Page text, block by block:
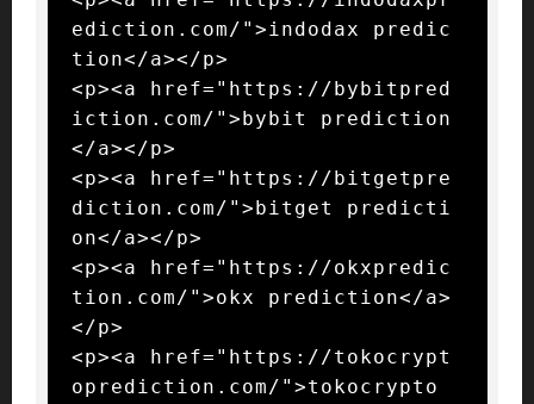
ediction.com/">indodax predic
tion</a></p>
<p><a href="https://bybitpred
iction.com/">bybit prediction
</a></p>
<p><a href="https://bitgetpre
diction.com/">bitget predicti
on</a></p>
<p><a href="https://okxpredic
tion.com/">okx prediction</a>
</p>
<p><a href="https://tokocrypt
oprediction.com/">tokocrypto